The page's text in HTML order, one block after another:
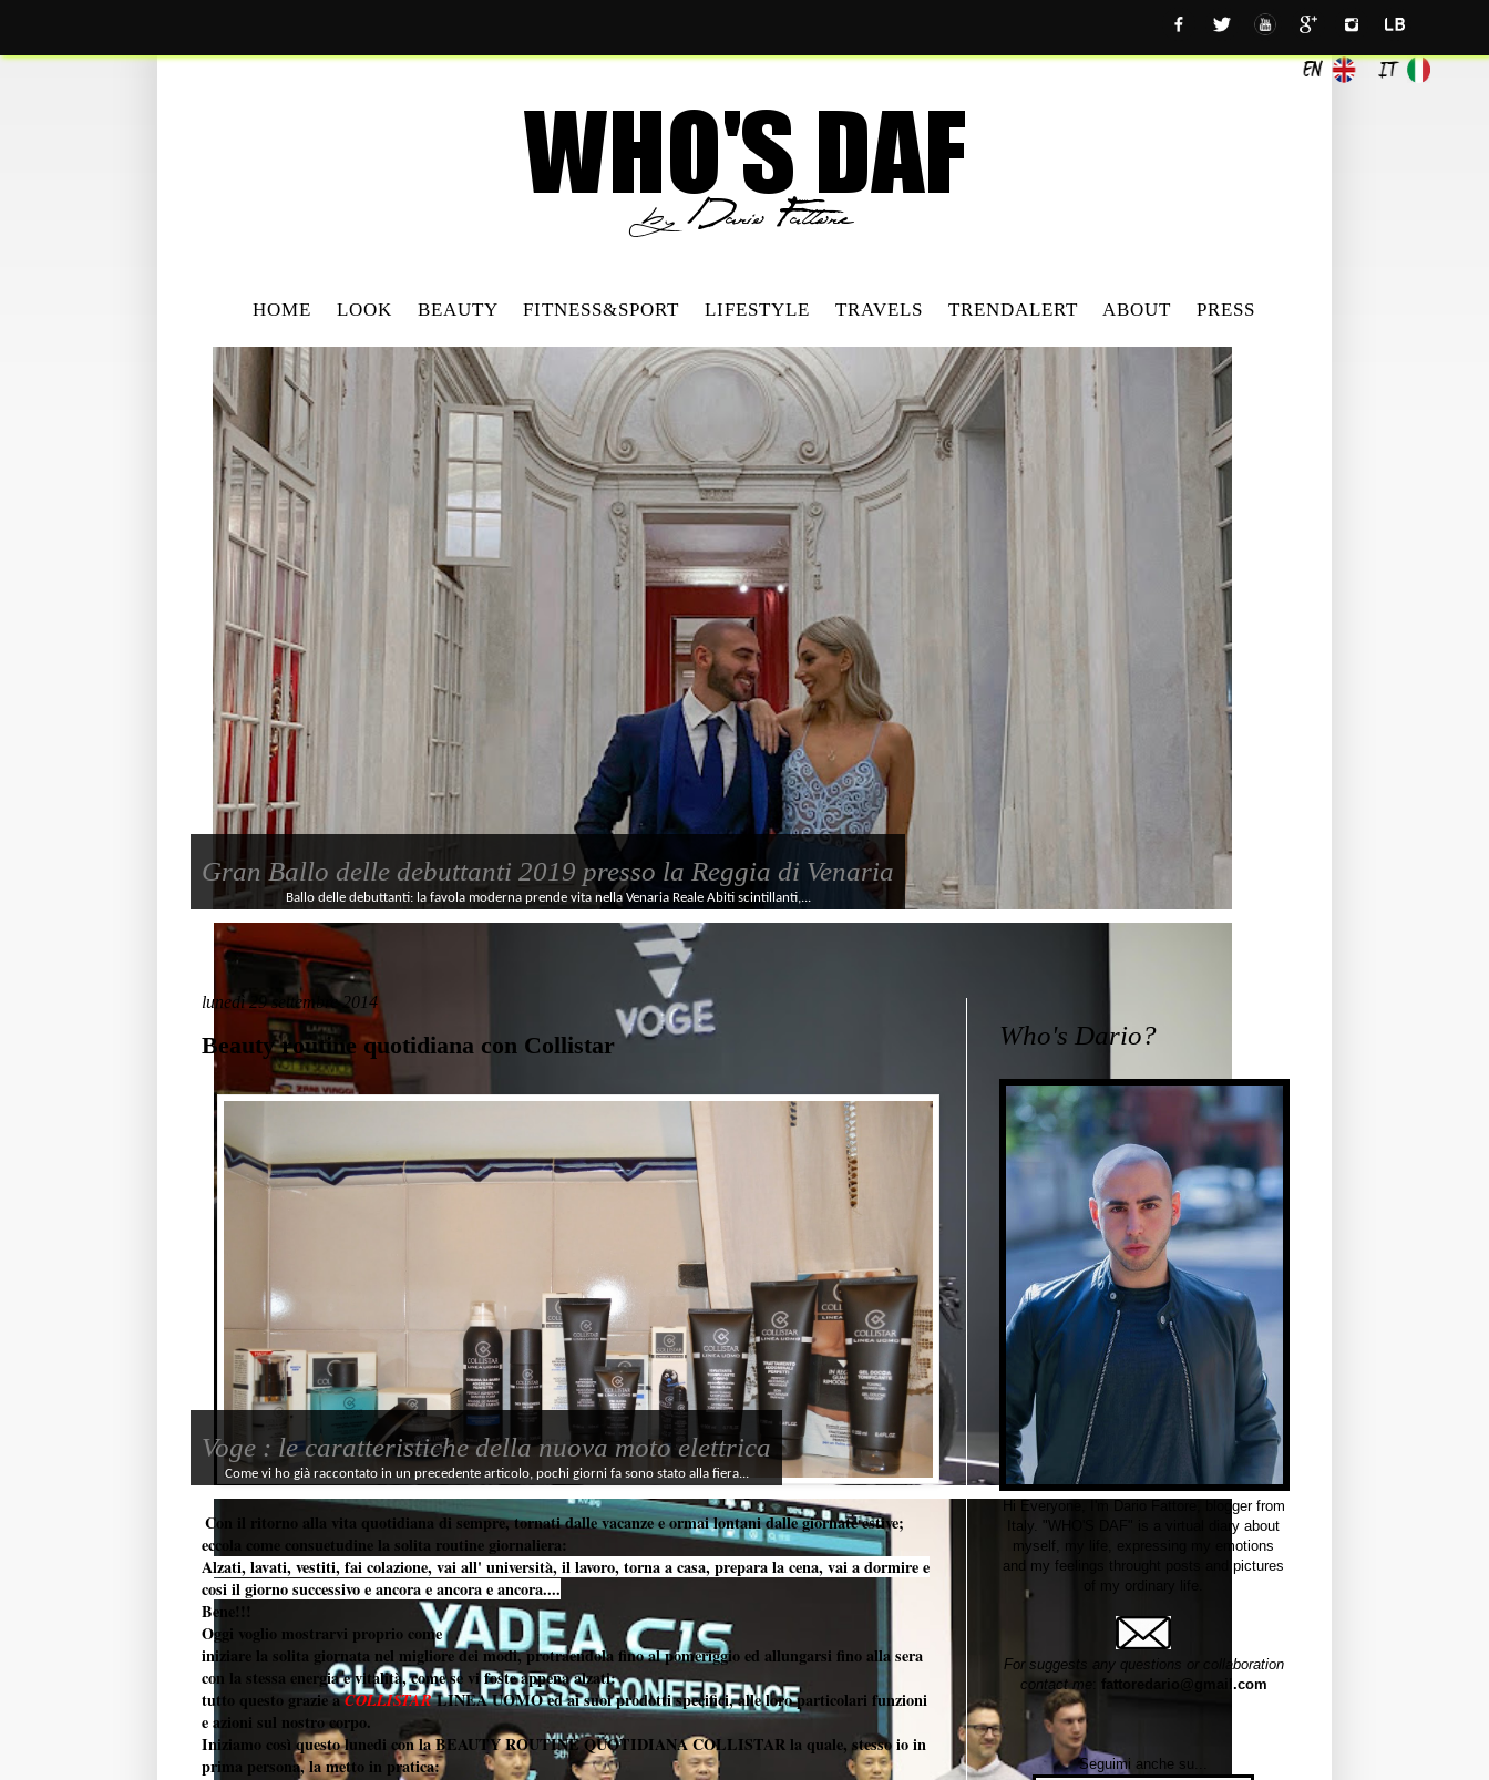
HOME LOOK BEAUTY FITNESS&SPORT LIFESTYLE TRAVELS TRENDALERT ABOUT PRESS
Gran Ballo delle debuttanti 2019 presso la Reggia di Venaria
Ballo delle debuttanti: la favola moderna prende vita nella Venaria Reale Abiti scintillanti,...
Voge : le caratteristiche della nuova moto elettrica
Come vi ho già raccontato in un precedente articolo, pochi giorni fa sono stato alla fiera...
lunedì 29 settembre 2014
Beauty routine quotidiana con Collistar
Con il ritorno alla vita quotidiana di sempre, tornati dalle vacanze e ormai lontani dalle giornate estive;
eccola come consuetudine la solita routine giornaliera:
Alzati, lavati, vestiti, fai colazione, vai all' università, il lavoro, torna a casa, prepara la cena, vai a dormire e
cosi il giorno successivo e ancora e ancora e ancora....
Bene!!!
Oggi voglio mostrarvi proprio come
iniziare la solita giornata nel migliore dei modi, protraendola fino al pomeriggio ed allungarsi fino alla sera
con la stessa energia e vitalità, come se vi foste appena alzati:
tutto questo grazie aCOLLISTARLINEA UOMO ed ai suoi prodotti specifici, alle loro particolari funzioni
e azioni sul nostro corpo.
Iniziamo così questo lunedi con la BEAUTY ROUTINE QUOTIDIANA COLLISTAR la quale, stesso io in
prima persona, la metto in pratica:
Who's Dario?
Hi Everyone, I'm Dario Fattore, blogger from
Italy. "WHO'S DAF" is a virtual diary about
myself, my life, expressing my emotions
and my feelings throught posts and pictures
of my ordinary life.
For suggests any questions or collaboration
contact me
fattoredario@gmail.com
Seguimi anche su...